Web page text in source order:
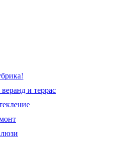
и террас